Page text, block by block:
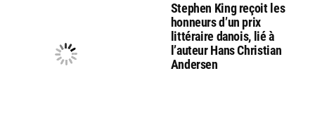
Stephen King reçoit les
honneurs d’un prix
littéraire danois, lié à
l’auteur Hans Christian
Andersen